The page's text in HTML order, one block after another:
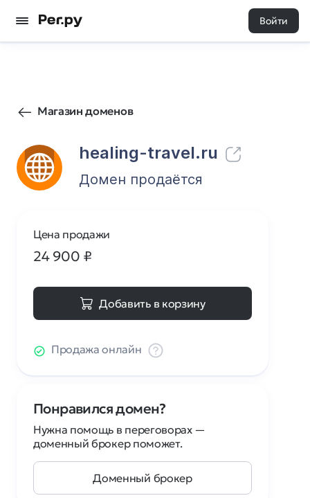
Войти
Магазин доменов
healing-travel.ru
30 0
Домен продаётся
Цена продажи
24 900 ₽
Добавить в корзину
Продажа онлайн
Понравился домен?
Нужна помощь в переговорах —
доменный брокер поможет.
Доменный брокер